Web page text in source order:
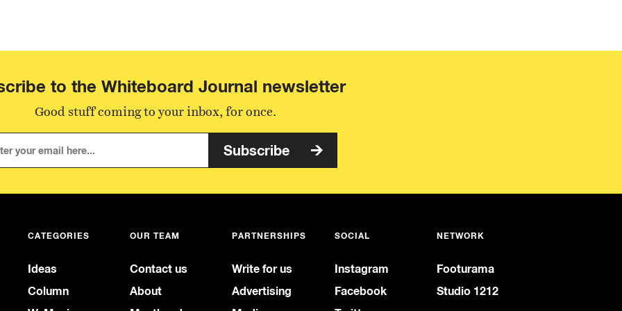
to the Whiteboard Journal newsletter
Good stuff coming to your inbox, for once.
Subscribe
CATEGORIES
Ideas
Column
OUR TEAM
Contact us
About
PARTNERSHIPS
Write for us
Advertising
SOCIAL
Instagram
Facebook
NETWORK
Footurama
Studio 1212